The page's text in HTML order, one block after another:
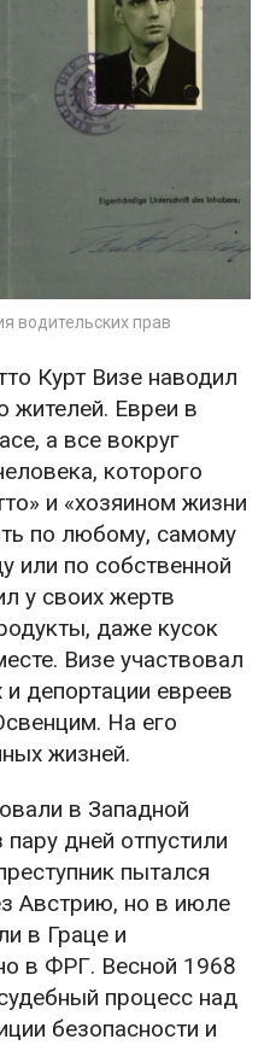
водительских прав
Курт Визе наводил
жителей. Евреи в
а все вокруг
которого
и «хозяином жизни
по любому, самому
или по собственной
у своих жертв
даже кусок
Визе участвовал
депортации евреев
На его
жизней.
в Западной
дней отпустили
пытался
Австрию, но в июле
в Граце и
в ФРГ. Весной 1968
процесс над
безопасности и